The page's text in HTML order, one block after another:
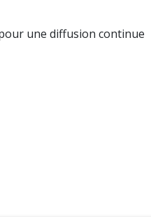
une diffusion continue